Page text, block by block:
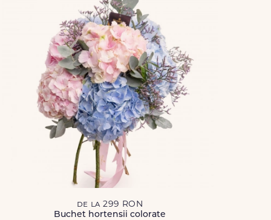
de la 299 RON
Buchet hortensii colorate